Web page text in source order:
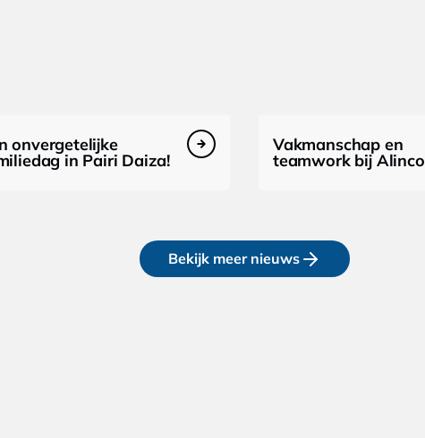
onvergetelijke
in Pairi Daiza!
Vakmanschap en
teamwork bij Alinco
Bekijk meer nieuws